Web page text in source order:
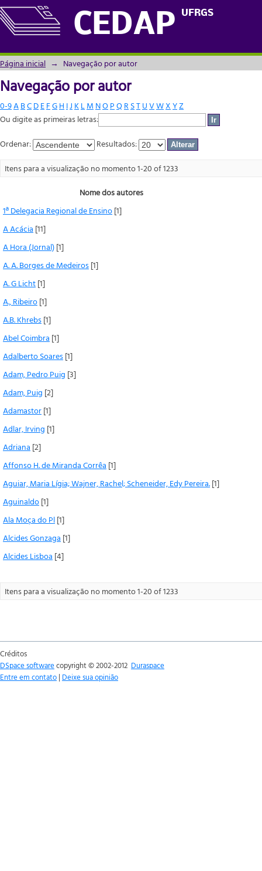
CEDAP UFRGS
Navegação por autor
Página inicial → Navegação por autor
Navegação por autor
0-9ABCDEFGH IJ KLM NOPQRSTUVWXYZ
Ou digite as primeiras letras:
Ordenar:
Resultados:
Itens para a visualização no momento 1-20 of 1233
Nome dos autores
1ª Delegacia Regional de Ensino[1]
A Acácia [11]
A Hora (Jornal)[1]
A. A. Borges de Medeiros[1]
A. G Licht[1]
A., Ribeiro[1]
A.B. Khrebs[1]
Abel Coimbra [1]
Adalberto Soares[1]
Adam, Pedro Puig [3]
Adam, Puig [2]
Adamastor[1]
Adlar, Irving [1]
Adriana [2]
Affonso H. de Miranda Corrêa [1]
Aguiar, Maria Lígia; Wajner, Rachel; Scheneider, Edy Pereira.[1]
Aguinaldo[1]
Ala Moça do Pl[1]
Alcides Gonzaga [1]
Alcides Lisboa [4]
Itens para a visualização no momento 1-20 of 1233
Créditos
DSpace softwarecopyright © 2002-2012 Duraspace
Entre em contato | Deixe sua opinião